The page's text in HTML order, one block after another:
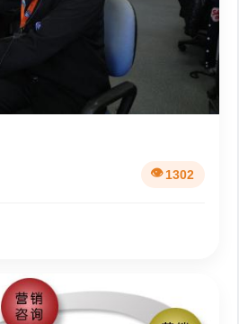
1302